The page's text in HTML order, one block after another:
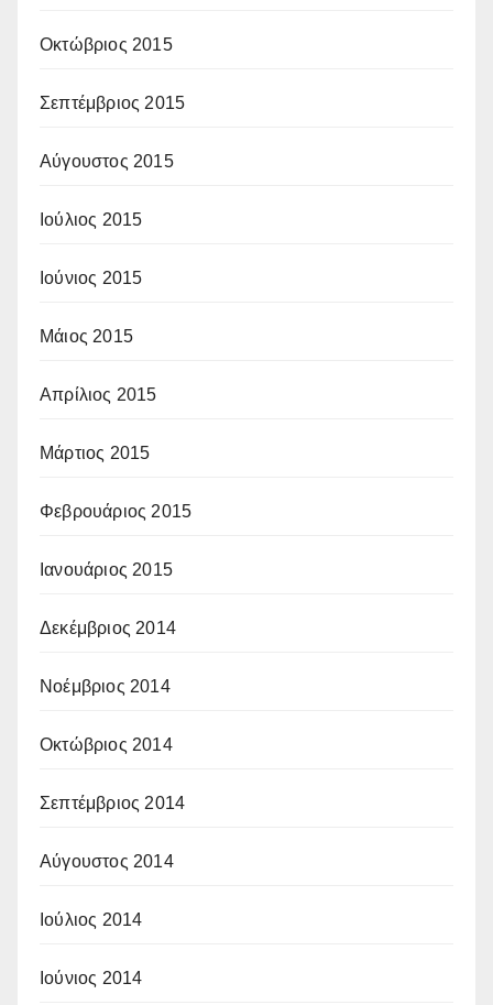
Οκτώβριος 2015
Σεπτέμβριος 2015
Αύγουστος 2015
Ιούλιος 2015
Ιούνιος 2015
Μάιος 2015
Απρίλιος 2015
Μάρτιος 2015
Φεβρουάριος 2015
Ιανουάριος 2015
Δεκέμβριος 2014
Νοέμβριος 2014
Οκτώβριος 2014
Σεπτέμβριος 2014
Αύγουστος 2014
Ιούλιος 2014
Ιούνιος 2014